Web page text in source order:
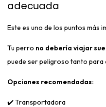
adecuada
Este es uno de los puntos más
Tu perro no debería viajar
puede ser peligroso tanto para
Opciones recomendadas:
✔️ Transportadora